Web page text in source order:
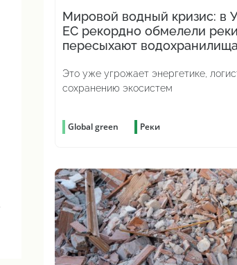
Мировой водный кризис: в
ЕС рекордно обмелели
пересыхают водохранилища
Это уже угрожает энергетике,
сохранению экосистем
Global green Реки